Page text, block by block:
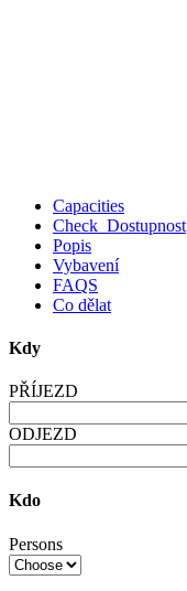
Capacities
Check Dostupnost
Popis
Vybavení
FAQS
Co dělat
Kdy
PŘÍJEZD
ODJEZD
Kdo
Persons